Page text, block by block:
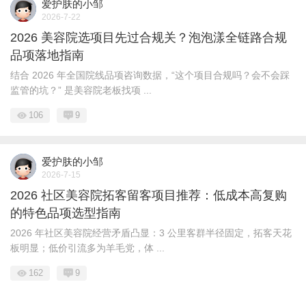
爱护肤的小邹
2026-7-22
2026 美容院选项目先过合规关？泡泡漾全链路合规
品项落地指南
结合 2026 年全国院线品项咨询数据，“这个项目合规吗？会不会踩
监管的坑？” 是美容院老板找项 ...
106 9
爱护肤的小邹
2026-7-15
2026 社区美容院拓客留客项目推荐：低成本高复购
的特色品项选型指南
2026 年社区美容院经营矛盾凸显：3 公里客群半径固定，拓客天花
板明显；低价引流多为羊毛党，体 ...
162 9